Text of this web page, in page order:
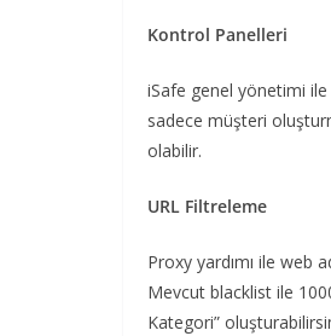
Kontrol Panelleri
iSafe genel yönetimi
sadece müşteri
olabilir.
URL Filtreleme
Proxy yardımı ile web
Mevcut blacklist ile
Kategori”